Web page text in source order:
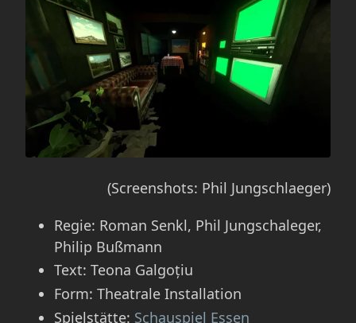
(Screenshots: Phil Jungschlaeger)
Regie: Roman Senkl, Phil Jungschaleger,
Philip Bußmann
Text: Teona Galgoțiu
Form: Theatrale Installation
Spielstätte: Schauspiel Essen